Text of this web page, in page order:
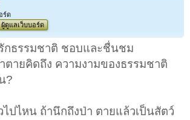
ร์ด
ผู้ดูแลเว็บบอร์ด
กธรรมชาติ ชอบและชื่นชม
ตายคิดถึง ความงามของธรรมชาติ
?
ไปไหน ถ้านึกถึงป่า ตายแล้วเป็นสัตว์